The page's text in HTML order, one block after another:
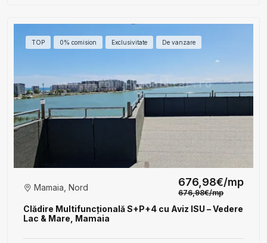
TOP 0% comision Exclusivitate De vanzare
Clădire Multifuncțională S+P+4 cu Aviz ISU – Vedere
Lac & Mare, Mamaia
Mamaia, Nord 676,98€/mp
676,98€/mp